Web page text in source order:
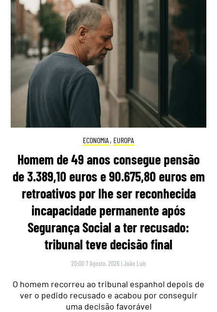
ECONOMIA , EUROPA
Homem de 49 anos consegue pensão
de 3.389,10 euros e 90.675,80 euros em
retroativos por lhe ser reconhecida
incapacidade permanente após
Segurança Social a ter recusado:
tribunal teve decisão final
20:00 7 Agosto, 2026 |João Luís
O homem recorreu ao tribunal espanhol depois de
ver o pedido recusado e acabou por conseguir
uma decisão favorável